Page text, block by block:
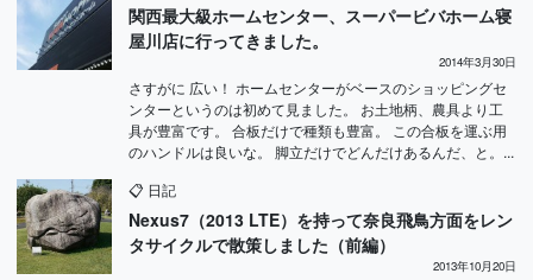
関西最大級ホームセンター、スーパービバホーム寝
屋川店に行ってきました。
2014年3月30日
さすがに 広い！ ホームセンターがベースのショッピングセ
ンターというのは初めて見ました。 お土地柄、農具より工
具が豊富です。 合板だけで種類も豊富。 この合板を運ぶ用
のハンドルは良いな。 脚立だけでどんだけあるんだ、と。...
📋 日記
Nexus7（2013 LTE）を持って奈良飛鳥方面をレン
タサイクルで散策しました（前編）
2013年10月20日